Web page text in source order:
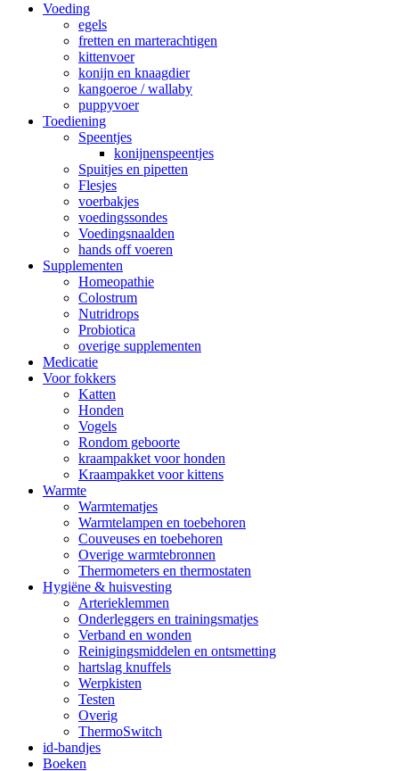
Voeding
egels
fretten en marterachtigen
kittenvoer
konijn en knaagdier
kangoeroe / wallaby
puppyvoer
Toediening
Speentjes
konijnenspeentjes
Spuitjes en pipetten
Flesjes
voerbakjes
voedingssondes
Voedingsnaalden
hands off voeren
Supplementen
Homeopathie
Colostrum
Nutridrops
Probiotica
overige supplementen
Medicatie
Voor fokkers
Katten
Honden
Vogels
Rondom geboorte
kraampakket voor honden
Kraampakket voor kittens
Warmte
Warmtematjes
Warmtelampen en toebehoren
Couveuses en toebehoren
Overige warmtebronnen
Thermometers en thermostaten
Hygiëne & huisvesting
Arterieklemmen
Onderleggers en trainingsmatjes
Verband en wonden
Reinigingsmiddelen en ontsmetting
hartslag knuffels
Werpkisten
Testen
Overig
ThermoSwitch
id-bandjes
Boeken